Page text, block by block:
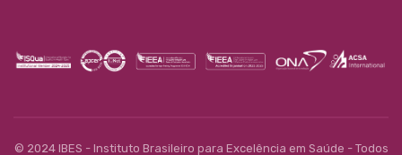
© 2024 IBES - Instituto Brasileiro para Excelência em Saúde - Todos